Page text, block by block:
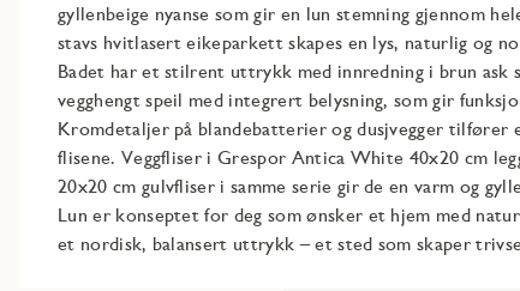
gyllenbeige nyanse som gir en lun stemning gjennom
stavs hvitlasert eikeparkett skapes en lys, naturlig og
Badet har et stilrent uttrykk med innredning i brun ask
vegghengt speil med integrert belysning, som gir
Kromdetaljer på blandebatterier og dusjvegger tilfører
flisene. Veggfliser i Grespor Antica White 40x20 cm
20x20 cm gulvfliser i samme serie gir de en varm og
Lun er konseptet for deg som ønsker et hjem med
et nordisk, balansert uttrykk – et sted som skaper